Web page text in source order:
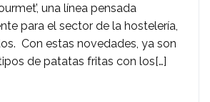
con
patatas
‘gourmet’
una línea pensada
para el sector de la hostelería,
Con estas novedades, ya son
de patatas fritas con los[…]